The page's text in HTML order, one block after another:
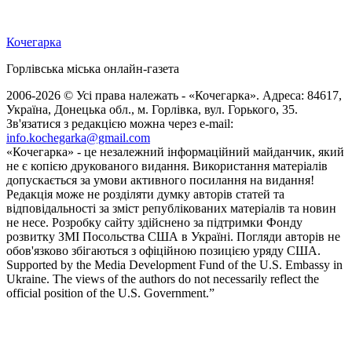
Кочегарка
Горлівська міська онлайн-газета
2006-2026 © Усі права належать - «Кочегарка». Адреса: 84617,
Україна, Донецька обл., м. Горлівка, вул. Горького, 35.
Зв'язатися з редакцією можна через e-mail:
info.kochegarka@gmail.com
«Кочегарка» - це незалежний інформаційний майданчик, який
не є копією друкованого видання. Використання матеріалів
допускається за умови активного посилання на видання!
Редакція може не розділяти думку авторів статей та
відповідальності за зміст републікованих матеріалів та новин
не несе. Розробку сайту здійснено за підтримки Фонду
розвитку ЗМІ Посольства США в Україні. Погляди авторів не
обов'язково збігаються з офіційною позицією уряду США.
Supported by the Media Development Fund of the U.S. Embassy in
Ukraine. The views of the authors do not necessarily reflect the
official position of the U.S. Government.”